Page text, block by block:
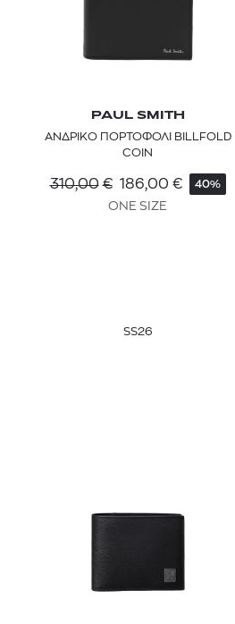
PAUL SMITH
ΑΝΔΡΙΚΟ ΠΟΡΤΟΦΟΛΙ BILLFOLD
COIN
310,00 € 186,00 € 40%
ONE SIZE
SS26